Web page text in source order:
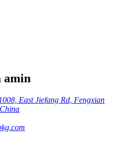
amin
East Jiefang Rd, Fengxian